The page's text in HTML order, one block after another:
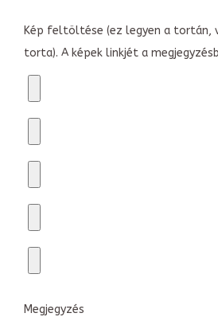
Kép feltöltése (ez legyen a tortán,
torta). A képek linkjét a
Megjegyzés